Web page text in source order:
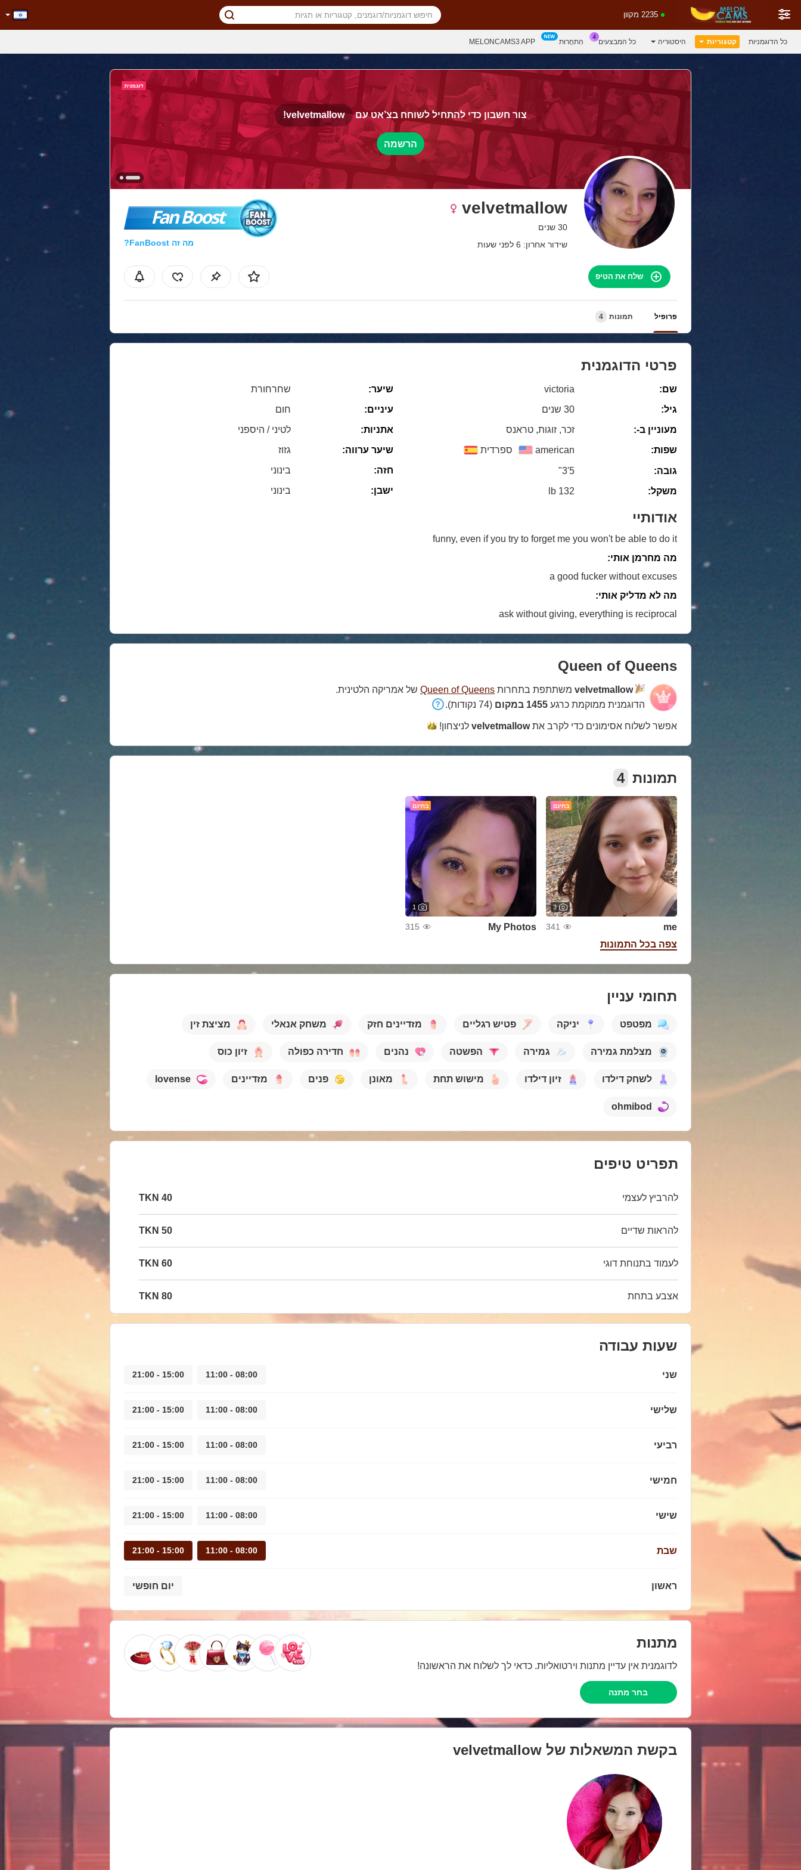
2235 מקוון
כל הדוגמניות קטגוריות היסטוריה כל המבצעים הִתחָרוּת MELONCAMS3 APP
צור חשבון כדי להתחיל לשוחח בצ’אט עם velvetmallow!
הרשמה
velvetmallow
30 שנים
שידור אחרון: 6 לפני שעות
Fan Boost
מה זה FanBoost?
שלח את הטיפ
פרופיל תמונות 4
פרטי הדוגמנית
שם:
victoria
גיל:
30 שנים
מעוניין ב-:
זכר, זוגות, טראנס
שפות:
american ספרדית
גובה:
5'3"
משקל:
132 lb
שיער:
שחרחורת
עיניים:
חום
אתניות:
לטיני / היספני
שיער ערווה:
גזוז
חזה:
בינוני
ישבן:
בינוני
אודותיי
funny, even if you try to forget me you won't be able to do it
מה מחרמן אותי:
a good fucker without excuses
מה לא מדליק אותי:
ask without giving, everything is reciprocal
Queen of Queens
velvetmallow משתתפת בתחרות Queen of Queens של אמריקה הלטינית.
הדוגמנית ממוקמת כרגע 1455 במקום (74 נקודות).
אפשר לשלוח אסימונים כדי לקרב את velvetmallow לניצחון!
תמונות 4
בחינם
3
me
341
בחינם
1
My Photos
315
צפה בכל התמונות
תחומי עניין
מפטפט יניקה פטיש רגליים מזדיינים חזק משחק אנאלי מציצת זין
מצלמת גמירה גמירה הפשטה נהנים חדירה כפולה זיון כוס
לשחק דילדו זיון דילדו מישוש תחת מאונן פנים מזדיינים lovense
ohmibod
תפריט טיפים
להרביץ לעצמי 40 TKN
להראות שדיים 50 TKN
לעמוד בתנוחת דוגי 60 TKN
אצבע בתחת 80 TKN
שעות עבודה
שני 08:00 - 11:00
15:00 - 21:00
שלישי 08:00 - 11:00
15:00 - 21:00
רביעי 08:00 - 11:00
15:00 - 21:00
חמישי 08:00 - 11:00
15:00 - 21:00
שישי 08:00 - 11:00
15:00 - 21:00
שבת 08:00 - 11:00
15:00 - 21:00
ראשון יום חופשי
מתנות
לדוגמנית אין עדיין מתנות וירטואליות. כדאי לך לשלוח את הראשונה!
בחר מתנה
בקשת המשאלות של velvetmallow